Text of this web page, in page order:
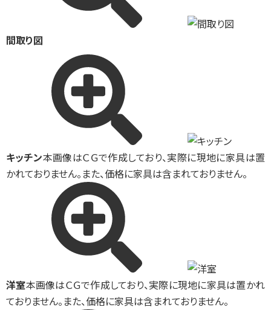
間取り図
キッチン本画像はＣＧで作成しており、実際に現地に家具は置
かれておりません。また、価格に家具は含まれておりません。
洋室本画像はＣＧで作成しており、実際に現地に家具は置かれ
ておりません。また、価格に家具は含まれておりません。